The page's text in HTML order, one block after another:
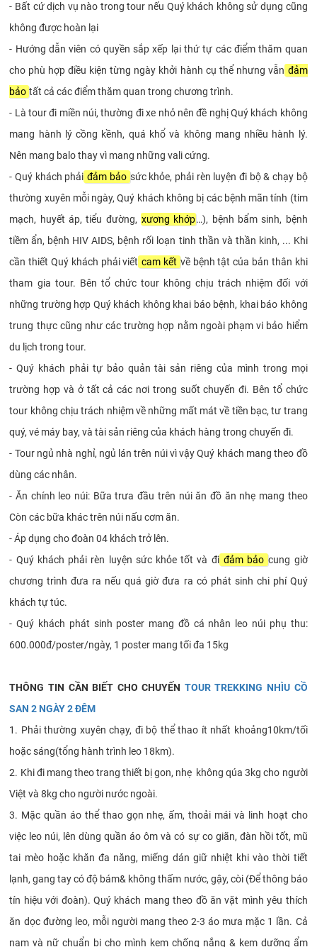
- Bất cứ dịch vụ nào trong tour nếu Quý khách không sử dụng cũng
không được hoàn lại
- Hướng dẫn viên có quyền sắp xếp lại thứ tự các điểm thăm quan
cho phù hợp điều kiện từng ngày khởi hành cụ thể nhưng vẫn đảm
bảo tất cả các điểm thăm quan trong chương trình.
- Là tour đi miền núi, thường đi xe nhỏ nên đề nghị Quý khách không
mang hành lý cồng kềnh, quá khổ và không mang nhiều hành lý.
Nên mang balo thay vì mang những vali cứng.
- Quý khách phải đảm bảo sức khỏe, phải rèn luyện đi bộ & chạy bộ
thường xuyên mỗi ngày, Quý khách không bị các bệnh mãn tính (tim
mạch, huyết áp, tiểu đường, xương khớp…), bệnh bẩm sinh, bệnh
tiềm ẩn, bệnh HIV AIDS, bệnh rối loạn tinh thần và thần kinh, ... Khi
cần thiết Quý khách phải viết cam kết về bệnh tật của bản thân khi
tham gia tour. Bên tổ chức tour không chịu trách nhiệm đối với
những trường hợp Quý khách không khai báo bệnh, khai báo không
trung thực cũng như các trường hợp nằm ngoài phạm vi bảo hiểm
du lịch trong tour.
- Quý khách phải tự bảo quản tài sản riêng của mình trong mọi
trường hợp và ở tất cả các nơi trong suốt chuyến đi. Bên tổ chức
tour không chịu trách nhiệm về những mất mát về tiền bạc, tư trang
quý, vé máy bay, và tài sản riêng của khách hàng trong chuyến đi.
- Tour ngủ nhà nghỉ, ngủ lán trên núi vì vậy Quý khách mang theo đồ
dùng các nhân.
- Ăn chính leo núi: Bữa trưa đầu trên núi ăn đồ ăn nhẹ mang theo
Còn các bữa khác trên núi nấu cơm ăn.
- Áp dụng cho đoàn 04 khách trở lên.
- Quý khách phải rèn luyện sức khỏe tốt và đi đảm bảo cung giờ
chương trình đưa ra nếu quá giờ đưa ra có phát sinh chi phí Quý
khách tự túc.
- Quý khách phát sinh poster mang đồ cá nhân leo núi phụ thu:
600.000đ/poster/ngày, 1 poster mang tối đa 15kg
THÔNG TIN CẦN BIẾT CHO CHUYẾN TOUR TREKKING NHÌU CỒ
SAN 2 NGÀY 2 ĐÊM
1. Phải thường xuyên chạy, đi bộ thể thao ít nhất khoảng10km/tối
hoặc sáng(tổng hành trình leo 18km).
2. Khi đi mang theo trang thiết bị gon, nhẹ không qúa 3kg cho người
Việt và 8kg cho người nước ngoài.
3. Mặc quần áo thể thao gọn nhẹ, ấm, thoải mái và linh hoạt cho
việc leo núi, lên dùng quần áo ôm và có sự co giãn, đàn hồi tốt, mũ
tai mèo hoặc khăn đa năng, miếng dán giữ nhiệt khi vào thời tiết
lạnh, gang tay có độ bám& không thấm nước, gậy, còi (Để thông báo
tín hiệu với đoàn). Quý khách mang theo đồ ăn vặt mình yêu thích
ăn dọc đường leo, mỗi người mang theo 2-3 áo mưa mặc 1 lần. Cả
nam và nữ chuẩn bị cho mình kem chống nắng & kem dưỡng ẩm